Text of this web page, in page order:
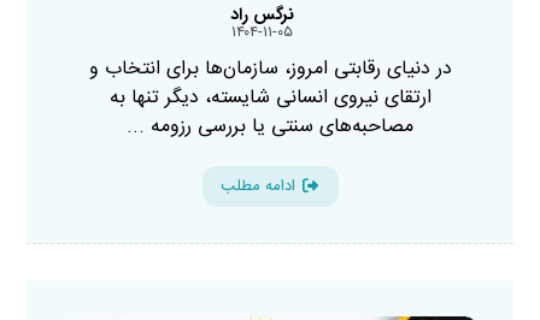
نرگس راد
۱۴۰۴-۱۱-۰۵
در دنیای رقابتی امروز، سازمان‌ها برای انتخاب و
ارتقای نیروی انسانی شایسته، دیگر تنها به
مصاحبه‌های سنتی یا بررسی رزومه ...
ادامه مطلب